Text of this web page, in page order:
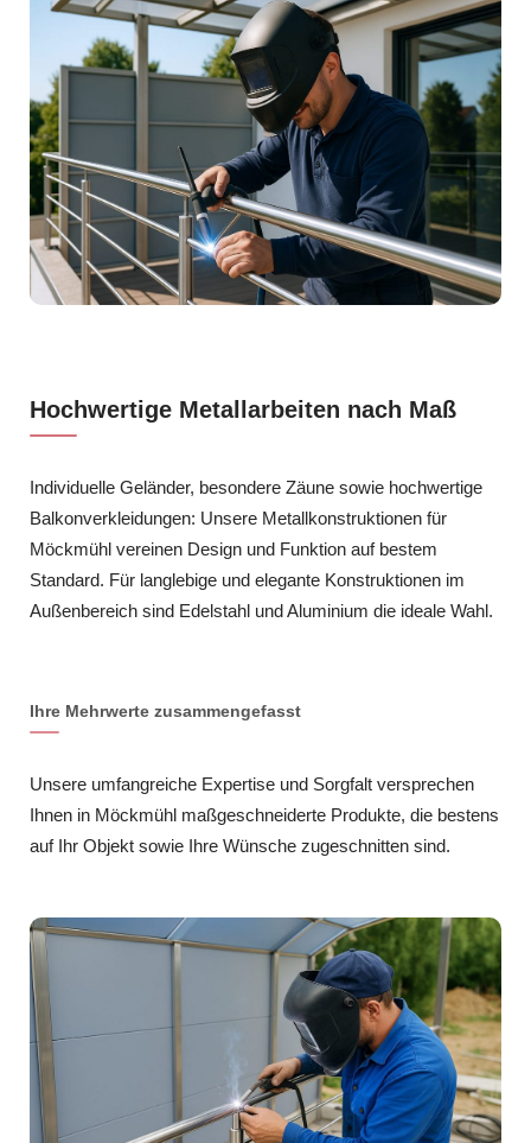
Hochwertige Metallarbeiten nach Maß
Individuelle Geländer, besondere Zäune sowie hochwertige
Balkonverkleidungen: Unsere Metallkonstruktionen für
Möckmühl vereinen Design und Funktion auf bestem
Standard. Für langlebige und elegante Konstruktionen im
Außenbereich sind Edelstahl und Aluminium die ideale Wahl.
Ihre Mehrwerte zusammengefasst
Unsere umfangreiche Expertise und Sorgfalt versprechen
Ihnen in Möckmühl maßgeschneiderte Produkte, die bestens
auf Ihr Objekt sowie Ihre Wünsche zugeschnitten sind.